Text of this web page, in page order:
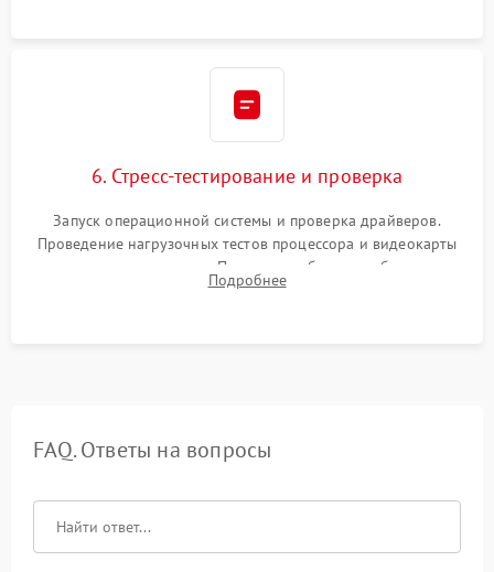
6. Стресс-тестирование и проверка
Запуск операционной системы и проверка драйверов.
Проведение нагрузочных тестов процессора и видеокарты
для контроля температур. Проверка работоспособности всех
USB-портов, аудиовыходов и сетевого подключения.
Подробнее
FAQ. Ответы на вопросы